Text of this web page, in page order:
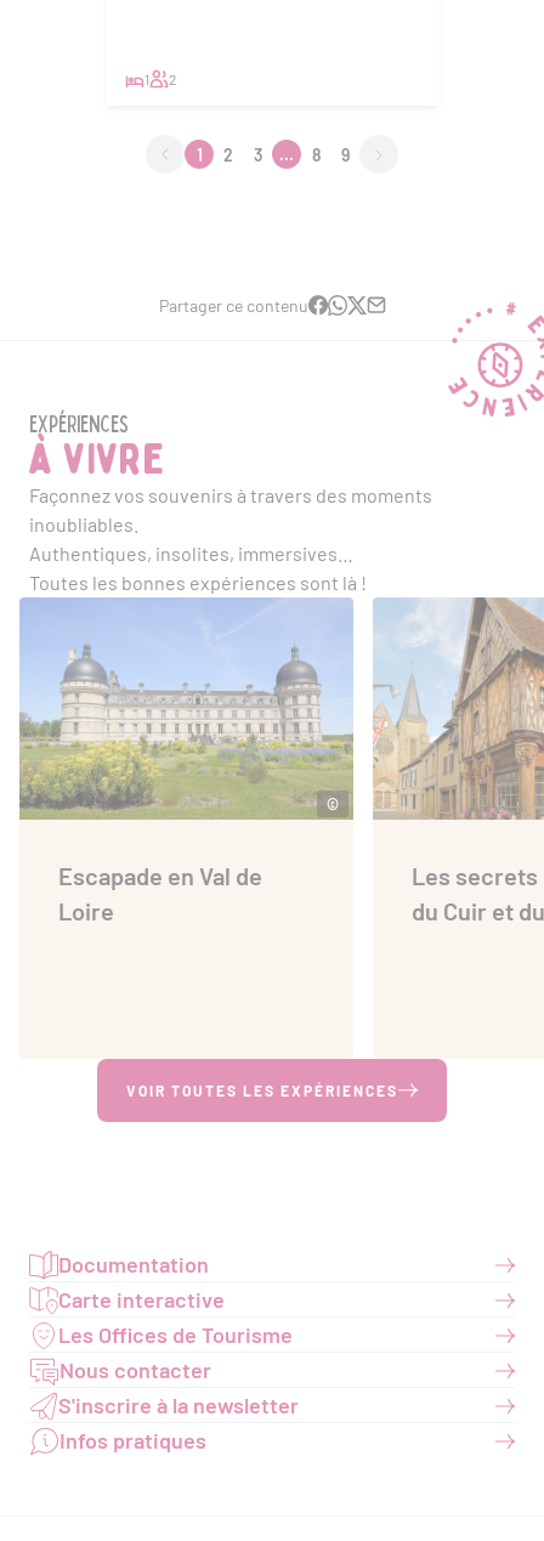
1 2
1 2 3 ... 8 9
Partager ce contenu
Expériences
à vivre
Façonnez vos souvenirs à travers des moments
inoubliables.
Authentiques, insolites, immersives…
Toutes les bonnes expériences sont là !
Escapade en Val de
Loire
©
Les secrets
du Cuir et
VOIR TOUTES LES EXPÉRIENCES
Documentation
Carte interactive
Les Offices de Tourisme
Nous contacter
S'inscrire à la newsletter
Infos pratiques